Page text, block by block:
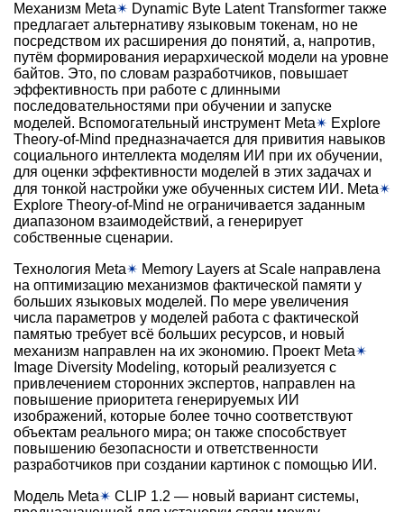
Механизм Meta✴ Dynamic Byte Latent Transformer также
предлагает альтернативу языковым токенам, но не
посредством их расширения до понятий, а, напротив,
путём формирования иерархической модели на уровне
байтов. Это, по словам разработчиков, повышает
эффективность при работе с длинными
последовательностями при обучении и запуске
моделей. Вспомогательный инструмент Meta✴ Explore
Theory-of-Mind предназначается для привития навыков
социального интеллекта моделям ИИ при их обучении,
для оценки эффективности моделей в этих задачах и
для тонкой настройки уже обученных систем ИИ. Meta✴
Explore Theory-of-Mind не ограничивается заданным
диапазоном взаимодействий, а генерирует
собственные сценарии.
Технология Meta✴ Memory Layers at Scale направлена
на оптимизацию механизмов фактической памяти у
больших языковых моделей. По мере увеличения
числа параметров у моделей работа с фактической
памятью требует всё больших ресурсов, и новый
механизм направлен на их экономию. Проект Meta✴
Image Diversity Modeling, который реализуется с
привлечением сторонних экспертов, направлен на
повышение приоритета генерируемых ИИ
изображений, которые более точно соответствуют
объектам реального мира; он также способствует
повышению безопасности и ответственности
разработчиков при создании картинок с помощью ИИ.
Модель Meta✴ CLIP 1.2 — новый вариант системы,